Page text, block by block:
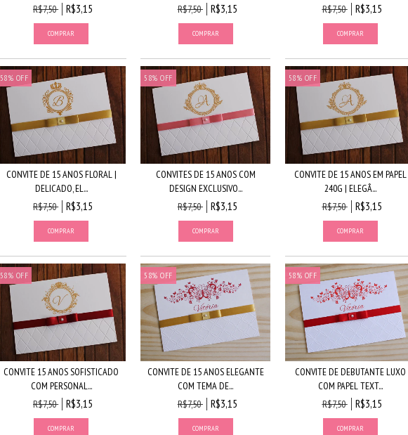
R$7,50
R$3,15
R$7,50
R$3,15
R$7,50
R$3,15
58% OFF
CONVITE DE 15 ANOS FLORAL |
DELICADO, EL...
R$7,50
R$3,15
58%OFF
CONVITES DE 15 ANOS COM
DESIGN EXCLUSIVO...
R$7,50
R$3,15
58% OFF
CONVITE DE 15 ANOS EM PAPEL
240G | ELEGÂ...
R$7,50
R$3,15
58% OFF
CONVITE 15 ANOS SOFISTICADO
COM PERSONAL...
R$7,50
R$3,15
58%OFF
CONVITE DE 15 ANOS ELEGANTE
COM TEMA DE...
R$7,50
R$3,15
58% OFF
CONVITE DE DEBUTANTE LUXO
COM PAPEL TEXT...
R$7,50
R$3,15